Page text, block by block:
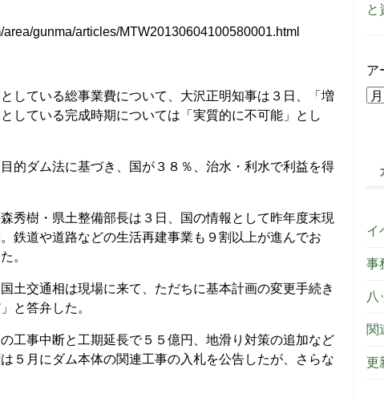
gunma/articles/MTW20130604100580001.html
している総事業費について、大沢正明知事は３日、「増
している完成時期については「実質的に不可能」とし
的ダム法に基づき、国が３８％、治水・利水で利益を得
秀樹・県土整備部長は３日、国の情報として昨年度末現
鉄道や道路などの生活再建事業も９割以上が進んでお
。
土交通相は現場に来て、ただちに基本計画の変更手続き
と答弁した。
工事中断と工期延長で５５億円、地滑り対策の追加など
５月にダム本体の関連工事の入札を公告したが、さらな
と
ア
イ
事
八
関
更